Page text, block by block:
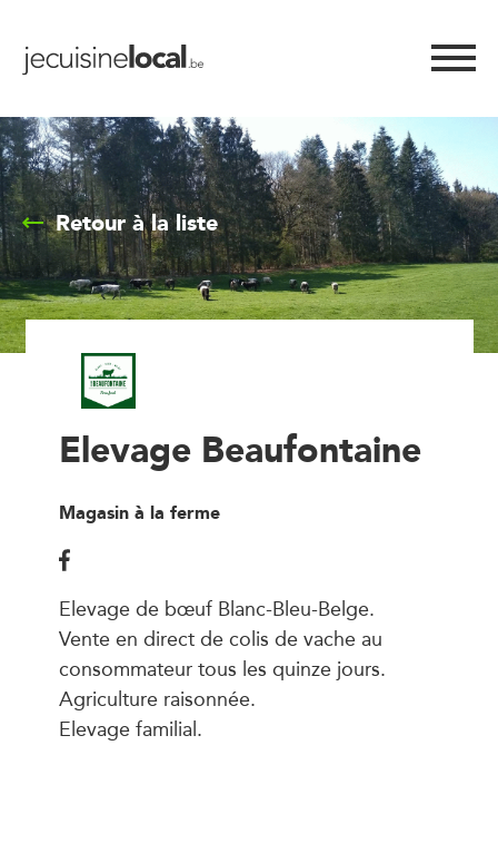
Retour à la liste
Elevage Beaufontaine
Magasin à la ferme
Elevage de bœuf Blanc-Bleu-Belge.
Vente en direct de colis de vache au
consommateur tous les quinze jours.
Agriculture raisonnée.
Elevage familial.